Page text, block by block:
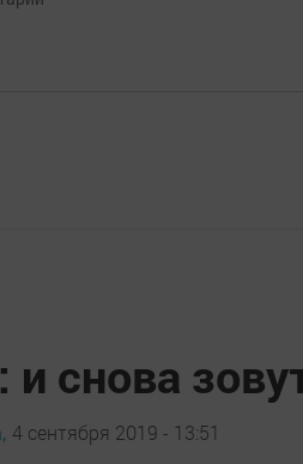
и снова
4 сентября 2019 - 13:51